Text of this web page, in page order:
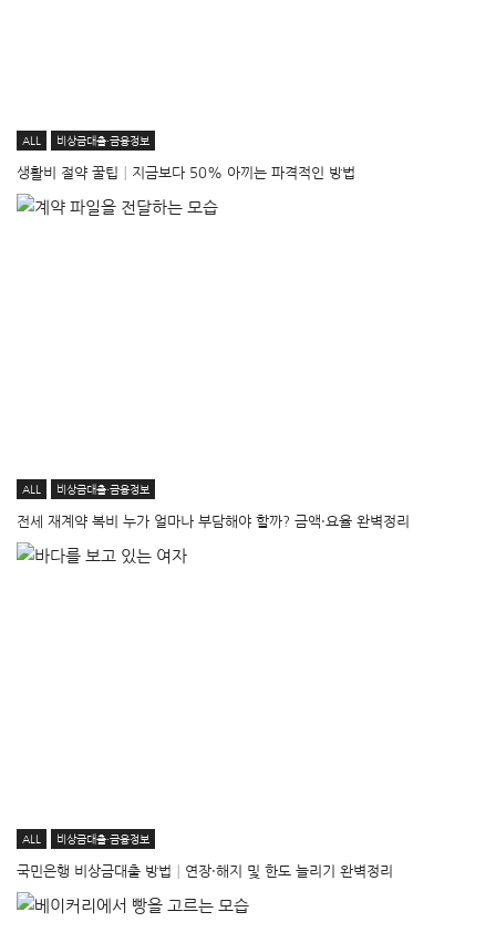
ALL 비상금대출·금융정보
생활비 절약 꿀팁│지금보다 50% 아끼는 파격적인 방법
ALL 비상금대출·금융정보
전세 재계약 복비 누가 얼마나 부담해야 할까? 금액·요율 완벽정리
ALL 비상금대출·금융정보
국민은행 비상금대출 방법│연장·해지 및 한도 늘리기 완벽정리